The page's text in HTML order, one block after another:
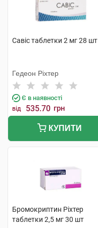
Савіс таблетки 2 мг 28 шт
Гедеон Ріхтер
Є в наявності
від 535.70 грн
КУПИТИ
Бромокриптин Ріхтер
таблетки 2,5 мг 30 шт